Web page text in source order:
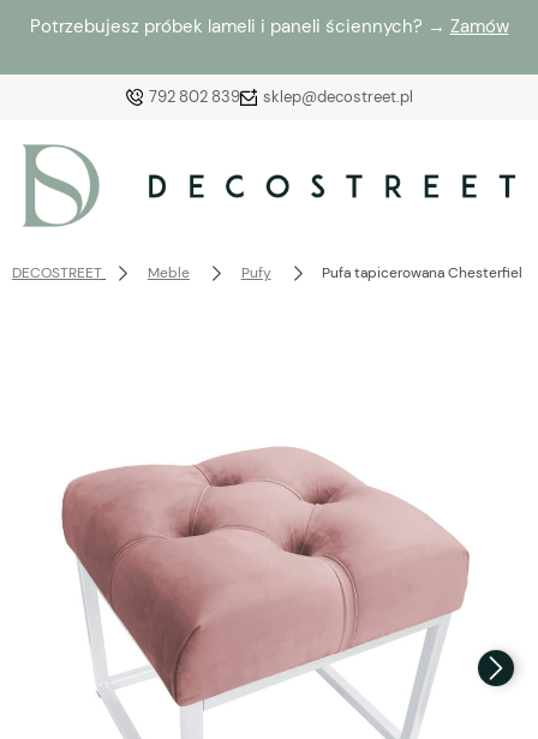
Potrzebujesz próbek lameli i paneli ściennych? → Zamów
792 802 839 sklep@decostreet.pl
Załóż konto
z poprzedniej sesji.
DECOSTREET Meble Pufy Pufa tapicerowana Chesterfield